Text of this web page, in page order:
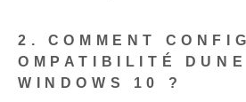
2. COMMENT
OMPATIBILITÉ
WINDOWS 10 ?